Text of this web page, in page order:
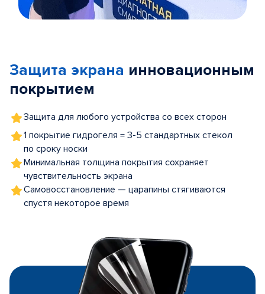
5
Защита экрана инновационным
покрытием
Защита для любого устройства со всех сторон
1 покрытие гидрогеля = 3-5 стандартных стекол
по сроку носки
Минимальная толщина покрытия сохраняет
чувствительность экрана
Самовосстановление — царапины стягиваются
спустя некоторое время